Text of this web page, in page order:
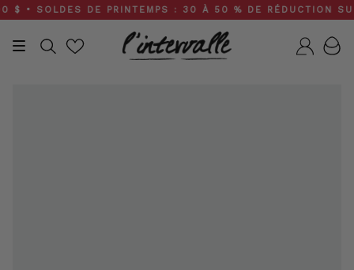
Skip
to
content
DE PRINTEMPS : 30 À 50 % DE RÉDUCTION SUR
Recherche